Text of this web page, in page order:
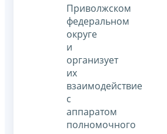
Приволжском
федеральном
округе
и
организует
их
взаимодействие
с
аппаратом
полномочного